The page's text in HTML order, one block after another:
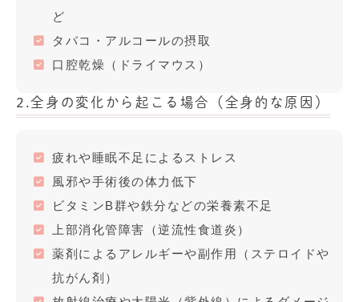
ど
タバコ・アルコールの摂取
口腔乾燥（ドライマウス）
2.全身の変化から起こる場合（全身的な原因）
疲れや睡眠不足によるストレス
風邪や手術後の体力低下
ビタミンB群や鉄分などの栄養素不足
上部消化管障害（逆流性食道炎）
薬剤によるアレルギーや副作用（ステロイドや
抗がん剤）